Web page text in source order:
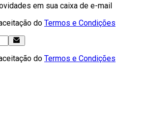
em sua caixa de e-mail
do Termos e Condições
do Termos e Condições